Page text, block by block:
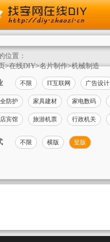
位置：
>在线DIY>名片制作>机械制造
不限 IT互联网 广告设计
防护 家具建材 家电数码
宾馆 旅游机票 行政机关
不限 横版 竖版